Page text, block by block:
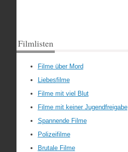
Filmlisten
Filme über Mord
Liebesfilme
Filme mit viel Blut
Filme mit keiner Jugendfreigabe
Spannende Filme
Polizeifilme
Brutale Filme